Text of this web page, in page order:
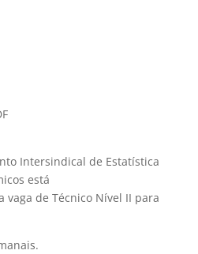
Intersindical de Estatística
está
vaga de Técnico Nível II para